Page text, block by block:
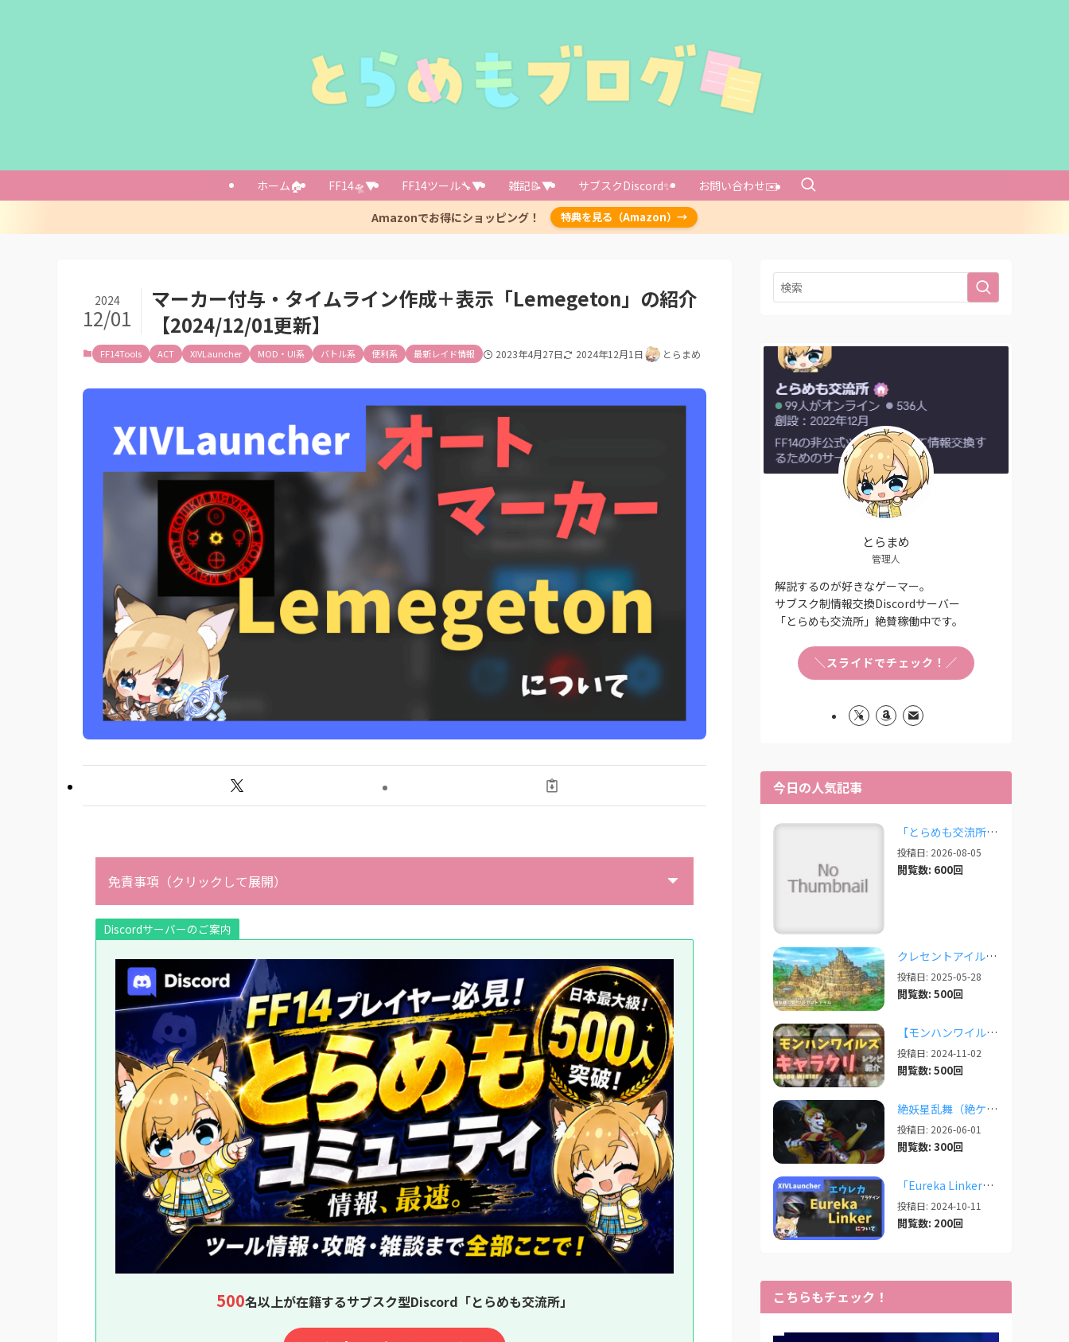
ホーム🏠 FF14🛸▼ FF14ツール🔧▼ 雑記📝▼ サブスクDiscord✨️
お問い合わせ✉️
Amazonでお得にショッピング！
特典を見る（Amazon）→
マーカー付与・タイムライン作成＋表示「Lemegeton」の紹介
【2024/12/01更新】
2024
12/01
FF14Tools ACT XIVLauncher MOD・UI系 バトル系 便利系 最新レイド情報 2023年4月27日 2024年12月1日 とらまめ
免責事項（クリックして展開）
Discordサーバーのご案内
500名以上が在籍するサブスク型Discord「とらめも交流所」
とらまめ
管理人
解説するのが好きなゲーマー。
サブスク制情報交換Discordサーバー
「とらめも交流所」絶賛稼働中です。
＼スライドでチェック！／
今日の人気記事
「とらめも交流所」の報告 2026/08/03
投稿日: 2026-08-05
閲覧数: 600回
クレセントアイルで使えるツール情報まとめ【2026/07/30更新】
投稿日: 2025-05-28
閲覧数: 500回
【モンハンワイルズ】美人・かわいいキャラクリレシピまとめ＋その他オススメの設定など
投稿日: 2024-11-02
閲覧数: 500回
絶妖星乱舞（絶ケフカ）のSplatoonレイアウト・スクリプトまとめ
投稿日: 2026-06-01
閲覧数: 300回
「Eureka Linker」 エウレカでの便利プラグイン【2024/10/11更新】
投稿日: 2024-10-11
閲覧数: 200回
こちらもチェック！
Lemegetonでの設定
このプラグインで出来ること
使用を始める前に 設定タブ＞クイックトグル＞描画とオーバーレイをONに
(2023/07/05追記)手動でソフトマーカーを付与するコマンド
レーダー機能
導入方法
2024/05/24更新 カスタムプラグインリポジトリで導入します
優先度の変更はドラッグ＆ドロップで 「プレイヤー」でも並べ替え可能
各レイドの各項目の詳細設定ボタン（歯車マーク） ソフトマーカーもココで
Triggeventの代用品とするためには ソフトオートマーカーをオフにする
「設定」タブ
クイックトグル
User Interface 日本語化の設定はココ
オートマーカーの設定 ソフトオートマーカーはこちらで
(2023/04/30追記)ソフトマーカーの座標・大きさ・点滅表示・色の変更などの項目が追加
「その他」タブ
デバッガー
【2023/09/18追記】「タイムライン」 自動でタイムラインを記録し、自分で使用できる
その他 レーダー（ファインダー） AetherCompassやウルスカの代用品
視覚的な強化 ヒットボックス（Avariceみたいな）